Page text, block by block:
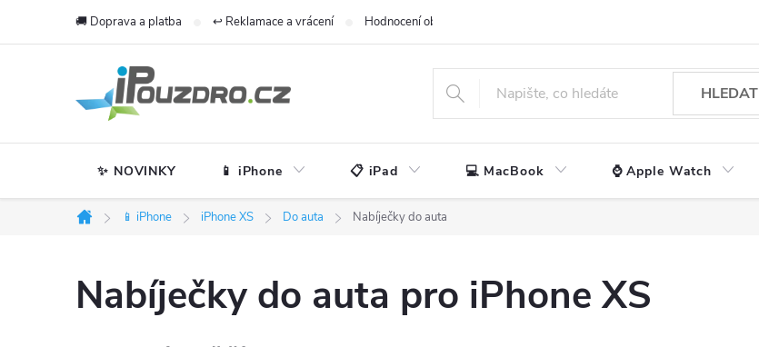
🚚 Doprava a platba ↩️ Reklamace a vrácení Hodnocení obchodu
HLEDAT
✨ NOVINKY 📱 iPhone 📋 iPad 💻 MacBook ⌚ Apple Watch
Domů
📱 iPhone iPhone XS Do auta Nabíječky do auta
Nabíječky do auta pro iPhone XS